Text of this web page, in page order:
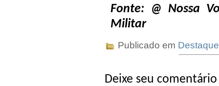
Fonte: @ Nossa
Militar
Publicado em
Deixe seu comentário